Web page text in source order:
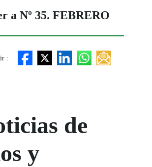
a Nº 35. FEBRERO
:
de
y